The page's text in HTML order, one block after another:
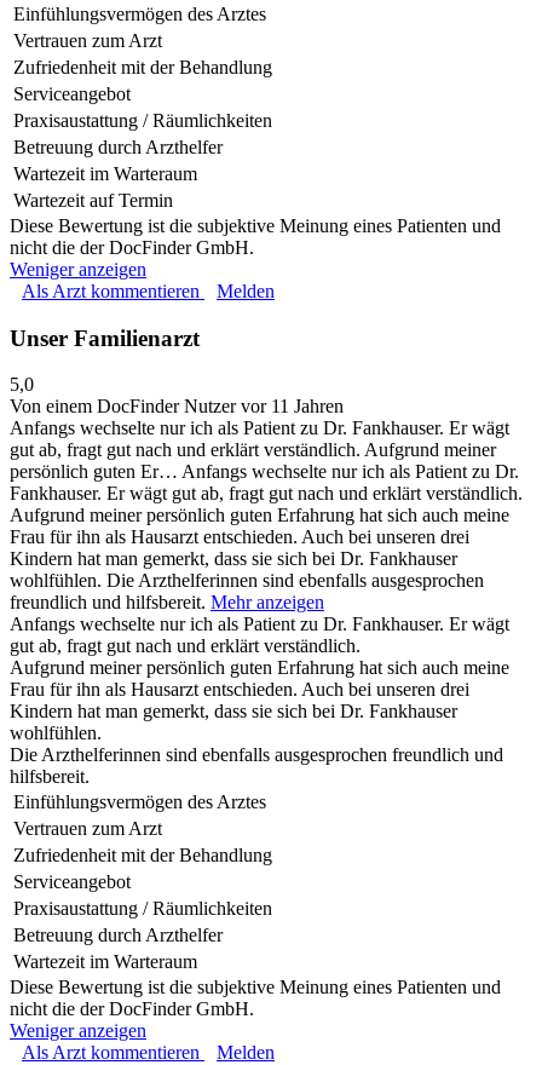
Einfühlungsvermögen des Arztes
Vertrauen zum Arzt
Zufriedenheit mit der Behandlung
Serviceangebot
Praxisaustattung / Räumlichkeiten
Betreuung durch Arzthelfer
Wartezeit im Warteraum
Wartezeit auf Termin
Diese Bewertung ist die subjektive Meinung eines Patienten und
nicht die der DocFinder GmbH.
Weniger anzeigen
Als Arzt kommentieren
Melden
Unser Familienarzt
5,0
Von einem DocFinder Nutzervor 11 Jahren
Anfangs wechselte nur ich als Patient zu Dr. Fankhauser. Er wägt
gut ab, fragt gut nach und erklärt verständlich. Aufgrund meiner
persönlich guten Er… Anfangs wechselte nur ich als Patient zu Dr.
Fankhauser. Er wägt gut ab, fragt gut nach und erklärt verständlich.
Aufgrund meiner persönlich guten Erfahrung hat sich auch meine
Frau für ihn als Hausarzt entschieden. Auch bei unseren drei
Kindern hat man gemerkt, dass sie sich bei Dr. Fankhauser
wohlfühlen. Die Arzthelferinnen sind ebenfalls ausgesprochen
freundlich und hilfsbereit. Mehr anzeigen
Anfangs wechselte nur ich als Patient zu Dr. Fankhauser. Er wägt
gut ab, fragt gut nach und erklärt verständlich.
Aufgrund meiner persönlich guten Erfahrung hat sich auch meine
Frau für ihn als Hausarzt entschieden. Auch bei unseren drei
Kindern hat man gemerkt, dass sie sich bei Dr. Fankhauser
wohlfühlen.
Die Arzthelferinnen sind ebenfalls ausgesprochen freundlich und
hilfsbereit.
Einfühlungsvermögen des Arztes
Vertrauen zum Arzt
Zufriedenheit mit der Behandlung
Serviceangebot
Praxisaustattung / Räumlichkeiten
Betreuung durch Arzthelfer
Wartezeit im Warteraum
Diese Bewertung ist die subjektive Meinung eines Patienten und
nicht die der DocFinder GmbH.
Weniger anzeigen
Als Arzt kommentieren
Melden